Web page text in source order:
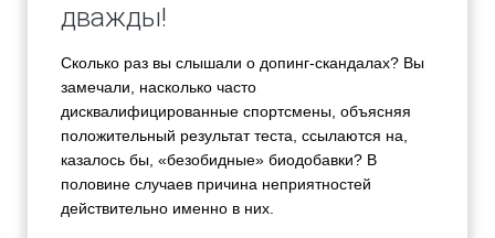
дважды!
Сколько раз вы слышали о допинг-скандалах? Вы
замечали, насколько часто
дисквалифицированные спортсмены, объясняя
положительный результат теста, ссылаются на,
казалось бы, «безобидные» биодобавки? В
половине случаев причина неприятностей
действительно именно в них.